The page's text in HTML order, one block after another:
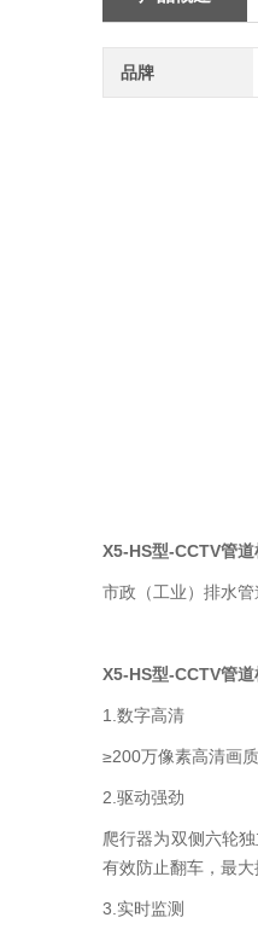
品牌
X5-HS型-CCTV管道
市政（工业）排水
X5-HS型-CCTV管道
1.数字高清
≥200万像素高清画
2.驱动强劲
爬行器为双侧六轮
有效防止翻车，最大
3.实时监测